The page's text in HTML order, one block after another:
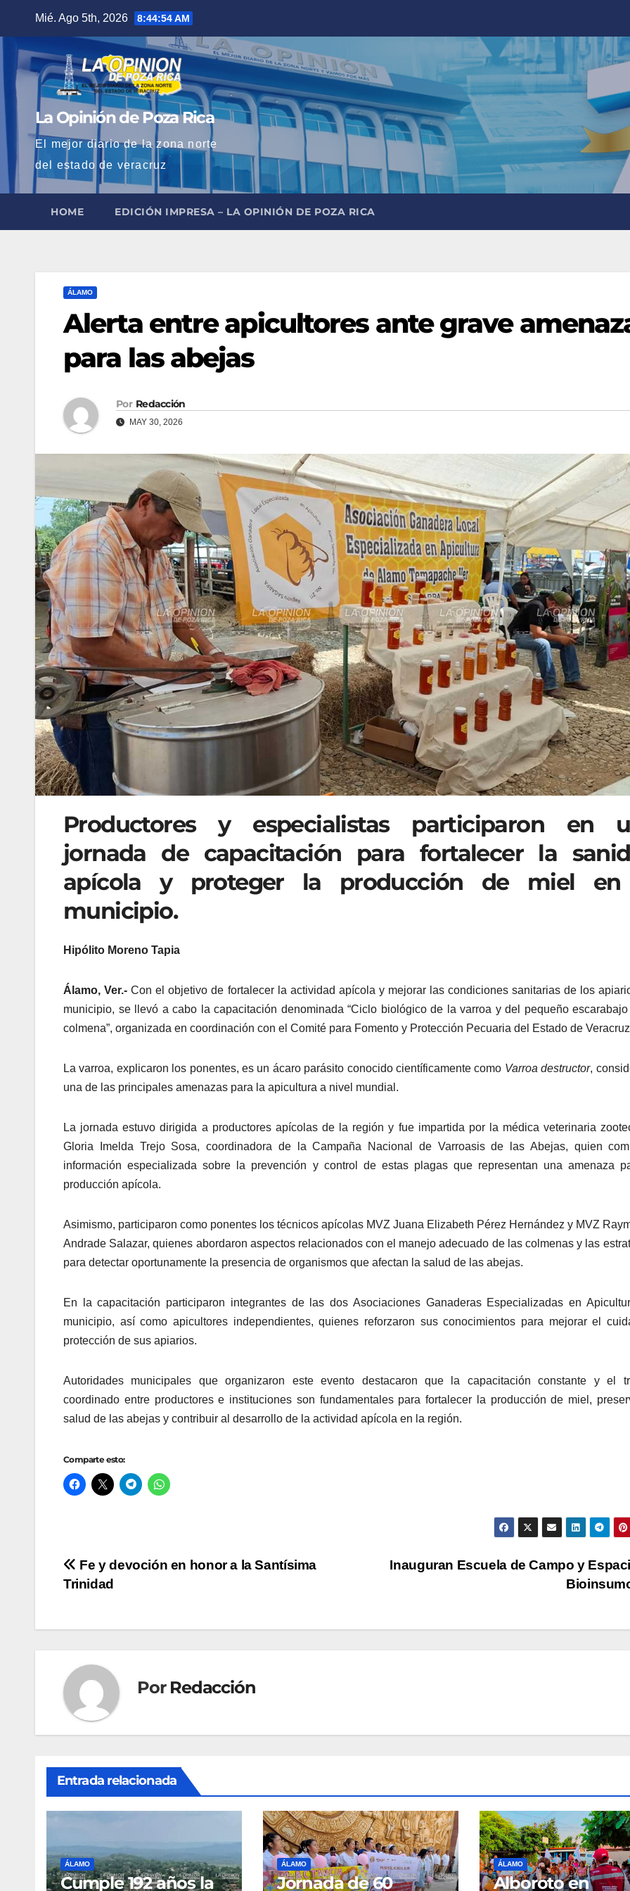
contenido
Mié. Ago 5th, 2026 8:44:55 AM
La Opinión de Poza Rica
El mejor diario de la zona norte
del estado de veracruz
HOME EDICIÓN IMPRESA – LA OPINIÓN DE POZA RICA
ÁLAMO
Alerta entre apicultores ante grave
para las abejas
Por Redacción
MAY 30, 2026
Productores y especialistas participaron en
jornada de capacitación para fortalecer la
apícola y proteger la producción de miel
municipio.
Hipólito Moreno Tapia
Álamo, Ver.- Con el objetivo de fortalecer la actividad apícola y mejorar las condiciones sanitarias de los
municipio, se llevó a cabo la capacitación denominada “Ciclo biológico de la varroa y del pequeño
colmena”, organizada en coordinación con el Comité para Fomento y Protección Pecuaria del Estado de
La varroa, explicaron los ponentes, es un ácaro parásito conocido científicamente como Varroa destructor,
una de las principales amenazas para la apicultura a nivel mundial.
La jornada estuvo dirigida a productores apícolas de la región y fue impartida por la médica veterinaria
Gloria Imelda Trejo Sosa, coordinadora de la Campaña Nacional de Varroasis de las Abejas, quien
información especializada sobre la prevención y control de estas plagas que representan una amenaza
producción apícola.
Asimismo, participaron como ponentes los técnicos apícolas MVZ Juana Elizabeth Pérez Hernández y MVZ
Andrade Salazar, quienes abordaron aspectos relacionados con el manejo adecuado de las colmenas y las
para detectar oportunamente la presencia de organismos que afectan la salud de las abejas.
En la capacitación participaron integrantes de las dos Asociaciones Ganaderas Especializadas en
municipio, así como apicultores independientes, quienes reforzaron sus conocimientos para mejorar el
protección de sus apiarios.
Autoridades municipales que organizaron este evento destacaron que la capacitación constante y el
coordinado entre productores e instituciones son fundamentales para fortalecer la producción de miel,
salud de las abejas y contribuir al desarrollo de la actividad apícola en la región.
Comparte esto:
Navegación
entradas
Inauguran Escuela de Campo y
Fe y devoción en honor a la Santísima
Trinidad
Por Redacción
Entrada relacionada
ÁLAMO
Cumple 192 años la
ÁLAMO
Jornada de 60
ÁLAMO
Alboroto en